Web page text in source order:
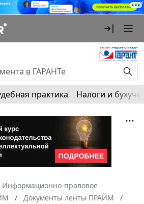
практика Налоги и
Информационно-правовое
Документы ленты ПРАЙМ